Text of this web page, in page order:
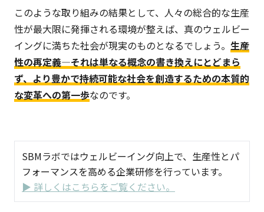
このような取り組みの結果として、人々の総合的な生産
性が最大限に発揮される環境が整えば、真のウェルビー
イングに満ちた社会が現実のものとなるでしょう。 生産
性の再定義—それは単なる概念の書き換えにとどまら
ず、より豊かで持続可能な社会を創造するための本質的
な変革への第一歩なのです。
SBMラボではウェルビーイング向上で、生産性とパ
フォーマンスを高める企業研修を行っています。
▶ 詳しくはこちらをご覧ください。